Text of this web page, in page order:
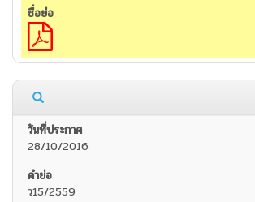
28/10/2016
ว15/2559